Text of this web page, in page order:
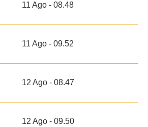
11 Ago - 08.48
11 Ago - 09.52
12 Ago - 08.47
12 Ago - 09.50